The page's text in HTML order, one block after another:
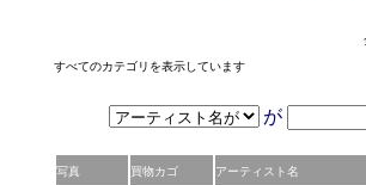
すべてのカテゴリを表示しています
が
写真 買物カゴ アーティスト名